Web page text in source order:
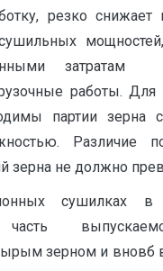
резко снижает
затратам
работы.
партии зерна
Различие
зерна не должно
сушилках в
часть
зерном и вновб